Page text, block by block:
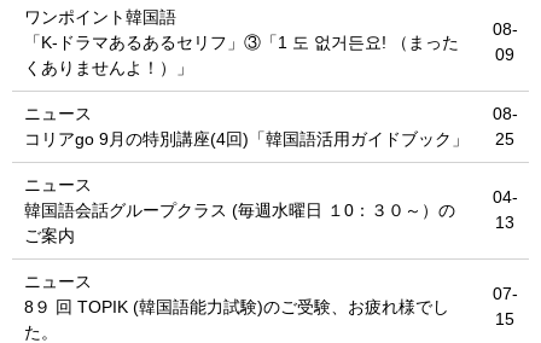
ワンポイント韓国語
「K-ドラマあるあるセリフ」③「1 도 없거든요! （まった
くありませんよ！）」
08-
09
ニュース
コリアgo 9月の特別講座(4回)「韓国語活用ガイドブック」
08-
25
ニュース
韓国語会話グループクラス (毎週水曜日 １0：３０～）の
ご案内
04-
13
ニュース
8９ 回 TOPIK (韓国語能力試験)のご受験、お疲れ様でし
た。
07-
15